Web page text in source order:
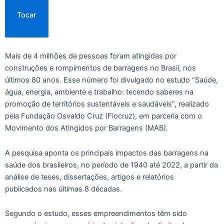
Tocar
Mais de 4 milhões de pessoas foram atingidas por
construções e rompimentos de barragens no Brasil, nos
últimos 80 anos. Esse número foi divulgado no estudo “Saúde,
água, energia, ambiente e trabalho: tecendo saberes na
promoção de territórios sustentáveis e saudáveis”, realizado
pela Fundação Osvaldo Cruz (Fiocruz), em parceria com o
Movimento dos Atingidos por Barragens (MAB).
A pesquisa aponta os principais impactos das barragens na
saúde dos brasileiros, no período de 1940 até 2022, a partir da
análise de teses, dissertações, artigos e relatórios
publicados nas últimas 8 décadas.
Segundo o estudo, esses empreendimentos têm sido